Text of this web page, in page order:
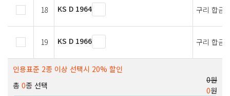
18 KS D 1964 구리 합금
19 KS D 1966 구리 합금
인용표준 2종 이상 선택시 20% 할인
총 0종 선택
0원
0원